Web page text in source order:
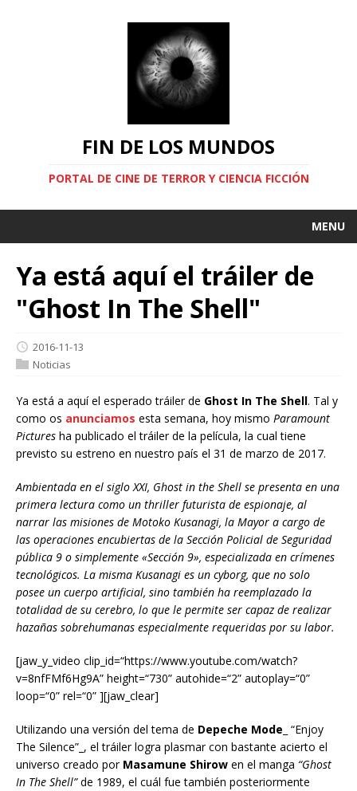
FIN DE LOS MUNDOS
PORTAL DE CINE DE TERROR Y CIENCIA FICCIÓN
MENU
Ya está aquí el tráiler de
"Ghost In The Shell"
2016-11-13
Noticias
Ya está a aquí el esperado tráiler de Ghost In The Shell. Tal y
como os anunciamos esta semana, hoy mismo Paramount
Pictures ha publicado el tráiler de la película, la cual tiene
previsto su estreno en nuestro país el 31 de marzo de 2017.
Ambientada en el siglo XXI, Ghost in the Shell se presenta en una
primera lectura como un thriller futurista de espionaje, al
narrar las misiones de Motoko Kusanagi, la Mayor a cargo de
las operaciones encubiertas de la Sección Policial de Seguridad
pública 9 o simplemente «Sección 9», especializada en crímenes
tecnológicos. La misma Kusanagi es un cyborg, que no solo
posee un cuerpo artificial, sino también ha reemplazado la
totalidad de su cerebro, lo que le permite ser capaz de realizar
hazañas sobrehumanas especialmente requeridas por su labor.
[jaw_y_video clip_id=“https://www.youtube.com/watch?
v=8nfFMf6Hg9A” height=“730” autohide=“2” autoplay=“0”
loop=“0” rel=“0” ][jaw_clear]
Utilizando una versión del tema de Depeche Mode _ “Enjoy
The Silence”_, el tráiler logra plasmar con bastante acierto el
universo creado por Masamune Shirow en el manga “Ghost
In The Shell”de 1989, el cuál fue también posteriormente